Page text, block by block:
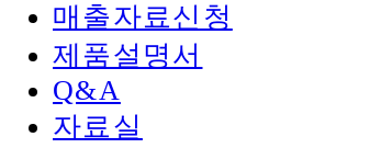
매출자료신청
제품설명서
Q&A
자료실